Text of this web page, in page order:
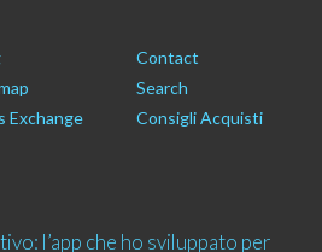
Contact
Search
Exchange Consigli Acquisti
l’app che ho sviluppato per